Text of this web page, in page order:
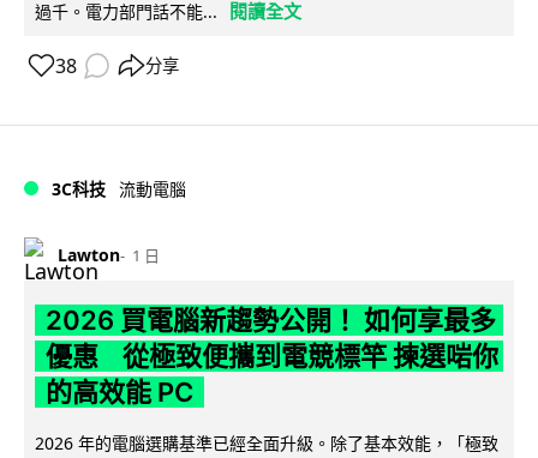
過千。電力部門話不能...
閱讀全文
38 分享
3C科技 流動電腦
Lawton 1 日
2026 買電腦新趨勢公開！ 如何享最多
優惠 從極致便攜到電競標竿 揀選啱你
的高效能 PC
2026 年的電腦選購基準已經全面升級。除了基本效能，「極致